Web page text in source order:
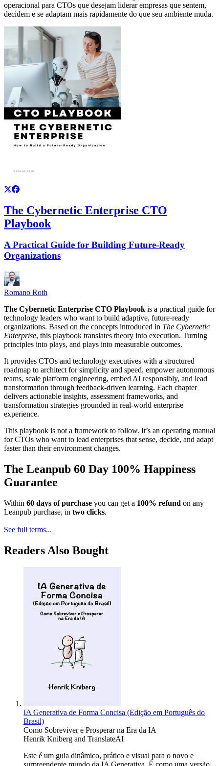
operacional para CTOs que desejam liderar empresas que sentem,
decidem e se adaptam mais rapidamente do que seu ambiente muda.
The Cybernetic Enterprise CTO
Playbook
A Practical Guide for Building Future-Ready
Organizations
Romano Roth
The Cybernetic Enterprise CTO Playbook is a practical guide for
technology leaders who want to build adaptive, future-ready
organizations. Based on the concepts introduced in The Cybernetic
Enterprise, this playbook translates theory into execution. Turning
principles into plays, and plays into measurable outcomes.
It provides CTOs and technology executives with a structured
roadmap to architect for simplicity and speed, empower autonomous
teams, scale platform engineering, embed AI responsibly, and lead
transformation through feedback-driven learning. Each chapter
delivers actionable insights, assessment frameworks, and
transformation strategies grounded in real-world enterprise
experience.
This playbook is not a framework to follow. It’s an operating manual
for CTOs who want to lead enterprises that sense, decide, and adapt
faster than their environment changes.
The Leanpub 60 Day 100% Happiness
Guarantee
Within 60 days of purchase you can get a 100% refund on any
Leanpub purchase, in two clicks.
See full terms...
Readers Also Bought
IA Generativa de Forma Concisa (Edição em Português do
Brasil)
Como Sobreviver e Prosperar na Era da IA
Henrik Kniberg and TranslateAI
Este é um guia dinâmico, prático e visual para o novo e
surpreendente mundo da IA Generativa. É como uma versão